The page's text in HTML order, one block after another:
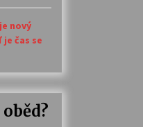
nový
je čas se